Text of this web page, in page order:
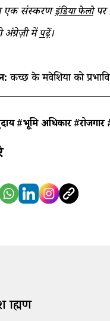
एक संस्करणइंडिया फेलोपर
मेंपढ़ें।
कच्छ के मवेशियों को
#भूमि अधिकार #रोजगार